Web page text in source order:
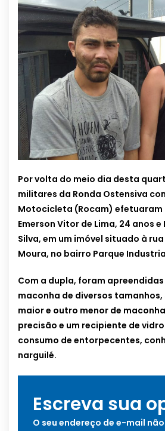
Por volta do meio dia desta
militares da Ronda Ostensiva
Motocicleta (Rocam) efetuaram
Emerson Vitor de Lima, 24 anos
Silva, em um imóvel situado à
Moura, no bairro Parque
Com a dupla, foram apreendidas
maconha de diversos
maior e outro menor de
precisão e um recipiente de
consumo de entorpecentes,
narguilé.
Escreva sua
O seu endereço de e-mail